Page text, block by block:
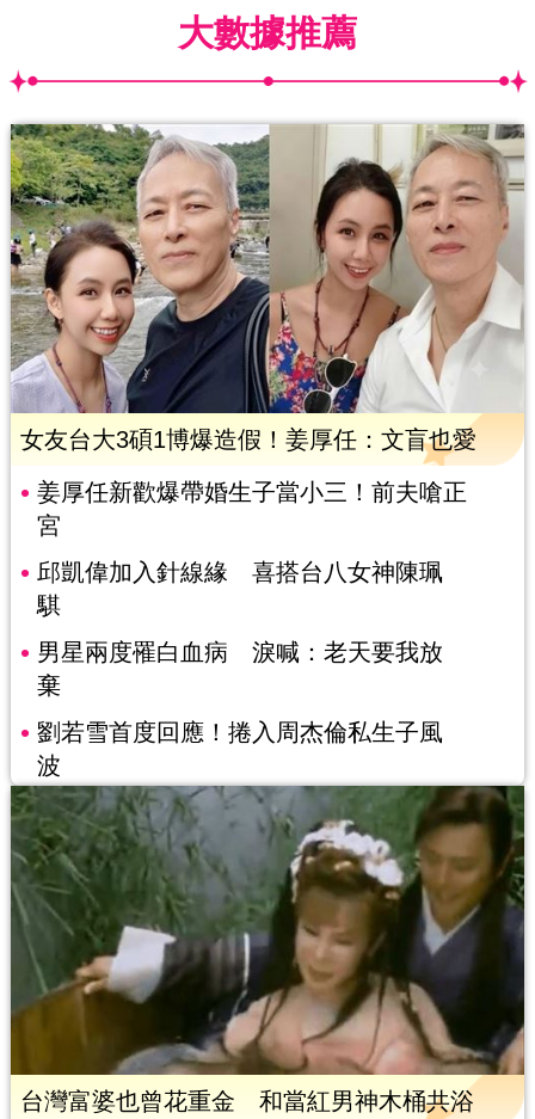
大數據推薦
女友台大3碩1博爆造假！姜厚任：文盲也愛
姜厚任新歡爆帶婚生子當小三！前夫嗆正
宮
邱凱偉加入針線緣 喜搭台八女神陳珮
騏
男星兩度罹白血病 淚喊：老天要我放
棄
劉若雪首度回應！捲入周杰倫私生子風
波
台灣富婆也曾花重金 和當紅男神木桶共浴